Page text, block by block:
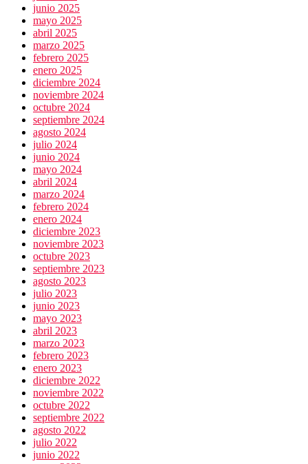
junio 2025
mayo 2025
abril 2025
marzo 2025
febrero 2025
enero 2025
diciembre 2024
noviembre 2024
octubre 2024
septiembre 2024
agosto 2024
julio 2024
junio 2024
mayo 2024
abril 2024
marzo 2024
febrero 2024
enero 2024
diciembre 2023
noviembre 2023
octubre 2023
septiembre 2023
agosto 2023
julio 2023
junio 2023
mayo 2023
abril 2023
marzo 2023
febrero 2023
enero 2023
diciembre 2022
noviembre 2022
octubre 2022
septiembre 2022
agosto 2022
julio 2022
junio 2022